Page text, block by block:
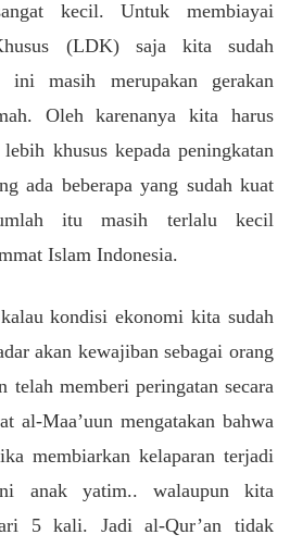
kecil. Untuk membiayai
(LDK) saja kita sudah
ini masih merupakan gerakan
Oleh karenanya kita harus
khusus kepada peningkatan
ada beberapa yang sudah kuat
itu masih terlalu kecil
Islam Indonesia.
kondisi ekonomi kita sudah
akan kewajiban sebagai orang
telah memberi peringatan secara
al-Maa’uun mengatakan bahwa
membiarkan kelaparan terjadi
anak yatim.. walaupun kita
5 kali. Jadi al-Qur’an tidak